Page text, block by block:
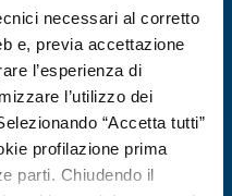
necessari al corretto
e, previa accettazione
l’esperienza di
l’utilizzo dei
“Accetta tutti”
profilazione prima
parti. Chiudendo il
DISCOVER MORE →
2027